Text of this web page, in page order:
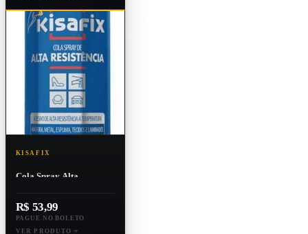
KISAFIX
Cola Spray Alta
500ml/340g
R$ 53,99
PAGUE NO BOLETO
VER PRODUTO